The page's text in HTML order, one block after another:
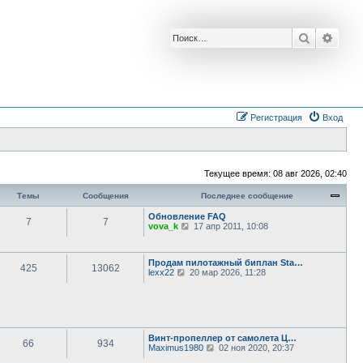
Поиск
Вход
Регистрация
Текущее время: 08 авг 2026, 02:40
Темы Сообщения Последнее сообщение
7 7
Обновление FAQ
vova_k
П
е
й
т
е
д
17 апр 2011, 10:08
425 13062
Продам пилотажный биплан Sta…
lexx22
П
и
к
п
20 мар 2026, 11:28
66 934
Винт-пропеллер от самолета Ц…
Maximus1980
П02 ноя 2020, 20:37